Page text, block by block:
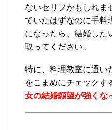
ないセリフかもしれま
ていたはずなのに手料
になったら、結婚した
取ってください。
特に、料理教室に通い
をこまめにチェックす
女の結婚願望が強くな